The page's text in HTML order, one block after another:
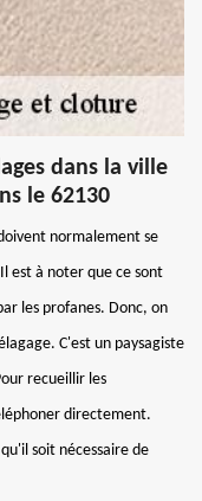
dans la ville
le 62130
normalement se
est à noter que ce sont
les profanes. Donc, on
C'est un paysagiste
recueillir les
directement.
soit nécessaire de